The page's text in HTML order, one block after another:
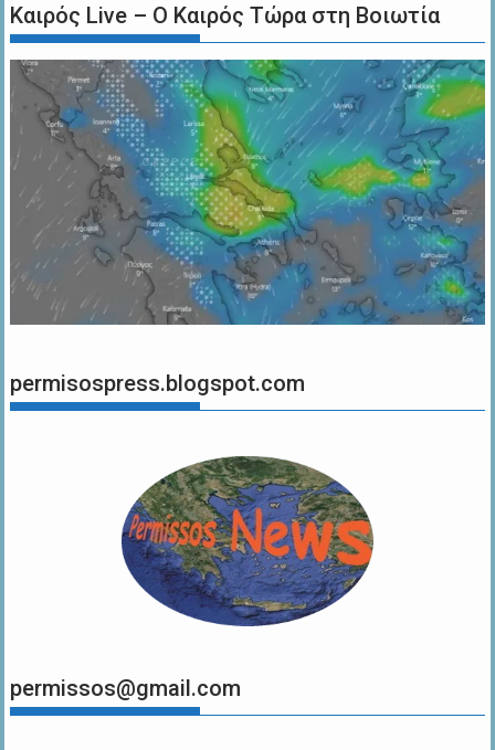
Καιρός Live – Ο Καιρός Τώρα στη Βοιωτία
permisospress.blogspot.com
permissos@gmail.com